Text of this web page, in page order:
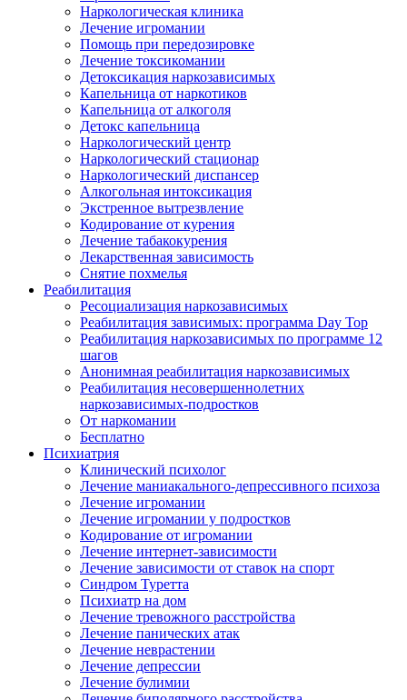
Наркологическая клиника
Лечение игромании
Помощь при передозировке
Лечение токсикомании
Детоксикация наркозависимых
Капельница от наркотиков
Капельница от алкоголя
Детокс капельница
Наркологический центр
Наркологический стационар
Наркологический диспансер
Алкогольная интоксикация
Экстренное вытрезвление
Кодирование от курения
Лечение табакокурения
Лекарственная зависимость
Снятие похмелья
Реабилитация
Ресоциализация наркозависимых
Реабилитация зависимых: программа Day Top
Реабилитация наркозависимых по программе 12
шагов
Анонимная реабилитация наркозависимых
Реабилитация несовершеннолетних
наркозависимых-подростков
От наркомании
Бесплатно
Психиатрия
Клинический психолог
Лечение маниакального-депрессивного психоза
Лечение игромании
Лечение игромании у подростков
Кодирование от игромании
Лечение интернет-зависимости
Лечение зависимости от ставок на спорт
Синдром Туретта
Психиатр на дом
Лечение тревожного расстройства
Лечение панических атак
Лечение неврастении
Лечение депрессии
Лечение булимии